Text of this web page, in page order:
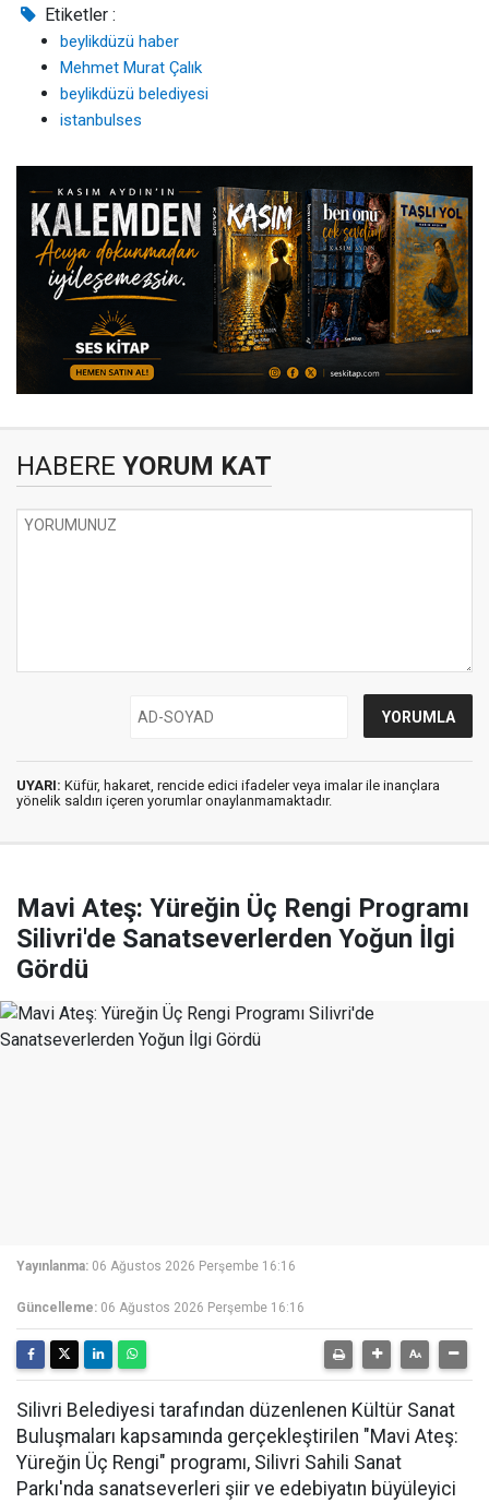
Etiketler :
beylikdüzü haber
Mehmet Murat Çalık
beylikdüzü belediyesi
istanbulses
HABERE YORUM KAT
UYARI: Küfür, hakaret, rencide edici ifadeler veya imalar ile inançlara
yönelik saldırı içeren yorumlar onaylanmamaktadır.
Mavi Ateş: Yüreğin Üç Rengi Programı
Silivri'de Sanatseverlerden Yoğun İlgi
Gördü
Yayınlanma: 06 Ağustos 2026 Perşembe 16:16
Güncelleme: 06 Ağustos 2026 Perşembe 16:16
Silivri Belediyesi tarafından düzenlenen Kültür Sanat
Buluşmaları kapsamında gerçekleştirilen "Mavi Ateş:
Yüreğin Üç Rengi" programı, Silivri Sahili Sanat
Parkı'nda sanatseverleri şiir ve edebiyatın büyüleyici